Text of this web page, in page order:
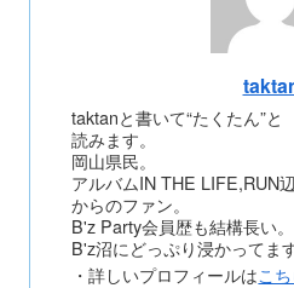
taktanと書いて“たくたん”と
読みます。
岡山県民。
アルバムIN THE LIFE,RUN
からのファン。
B'z Party会員歴も結構長い。
B'z沼にどっぷり浸かってます
・詳しいプロフィールはこ